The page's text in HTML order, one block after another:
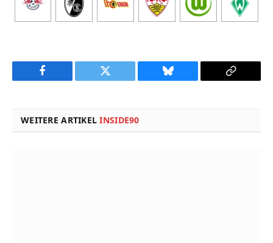
Facebook Twitter Bluesky
Copy
WEITERE ARTIKELINSIDE90